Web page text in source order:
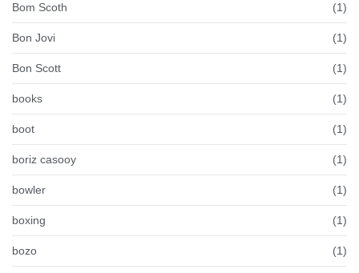
Bom Scoth (1)
Bon Jovi (1)
Bon Scott (1)
books (1)
boot (1)
boriz casooy (1)
bowler (1)
boxing (1)
bozo (1)